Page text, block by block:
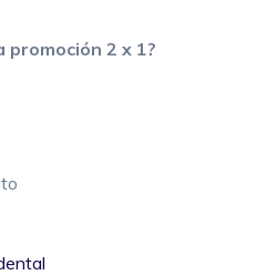
promoción 2 x 1?